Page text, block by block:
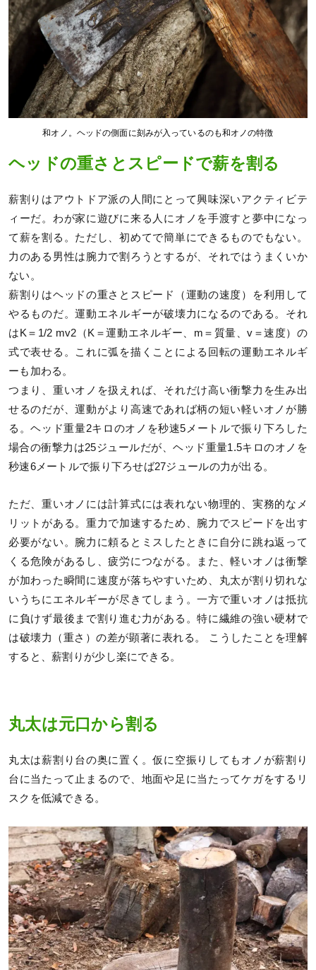
和オノ。ヘッドの側面に刻みが入っているのも和オノの特徴
ヘッドの重さとスピードで薪を割る
薪割りはアウトドア派の人間にとって興味深いアクティビテ
ィーだ。わが家に遊びに来る人にオノを手渡すと夢中になっ
て薪を割る。ただし、初めてで簡単にできるものでもない。
力のある男性は腕力で割ろうとするが、それではうまくいか
ない。
薪割りはヘッドの重さとスピード（運動の速度）を利用して
やるものだ。運動エネルギーが破壊力になるのである。それ
はK＝1/2 mv2（K＝運動エネルギー、m＝質量、v＝速度）の
式で表せる。これに弧を描くことによる回転の運動エネルギ
ーも加わる。
つまり、重いオノを扱えれば、それだけ高い衝撃力を生み出
せるのだが、運動がより高速であれば柄の短い軽いオノが勝
る。ヘッド重量2キロのオノを秒速5メートルで振り下ろした
場合の衝撃力は25ジュールだが、ヘッド重量1.5キロのオノを
秒速6メートルで振り下ろせば27ジュールの力が出る。
ただ、重いオノには計算式には表れない物理的、実務的なメ
リットがある。重力で加速するため、腕力でスピードを出す
必要がない。腕力に頼るとミスしたときに自分に跳ね返って
くる危険があるし、疲労につながる。また、軽いオノは衝撃
が加わった瞬間に速度が落ちやすいため、丸太が割り切れな
いうちにエネルギーが尽きてしまう。一方で重いオノは抵抗
に負けず最後まで割り進む力がある。特に繊維の強い硬材で
は破壊力（重さ）の差が顕著に表れる。 こうしたことを理解
すると、薪割りが少し楽にできる。
丸太は元口から割る
丸太は薪割り台の奥に置く。仮に空振りしてもオノが薪割り
台に当たって止まるので、地面や足に当たってケガをするリ
スクを低減できる。